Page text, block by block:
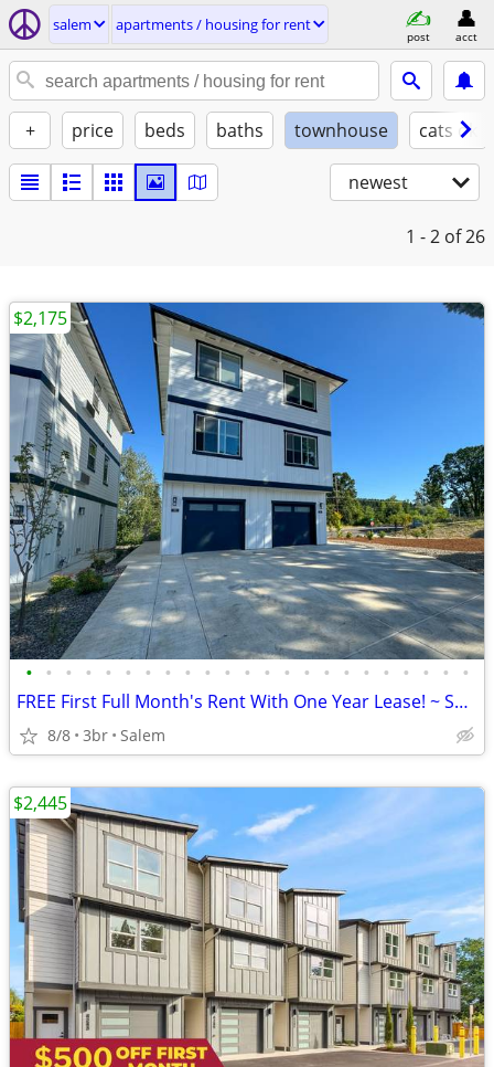
salem apartments / housing for rent
post acct
+ price beds baths townhouse cats ok
newest
1 - 2 of 26
• • • • • • • • • • • • • • • • • • • • • • •
FREE First Full Month's Rent With One Year Lease! ~ Saw Ln 3781
8/8 3br Salem
$2,175
$2,445